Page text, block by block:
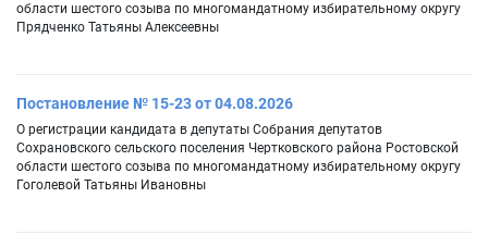
области шестого созыва по многомандатному избирательному округу
Прядченко Татьяны Алексеевны
Постановление № 15-23 от 04.08.2026
О регистрации кандидата в депутаты Собрания депутатов
Сохрановского сельского поселения Чертковского района Ростовской
области шестого созыва по многомандатному избирательному округу
Гоголевой Татьяны Ивановны